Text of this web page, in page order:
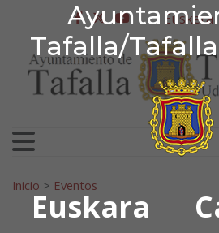
Tafalla/
Euskara
Ir al contenidofacebook
twitter
youtube
Euskera
Search for:
Inicio > Eventos